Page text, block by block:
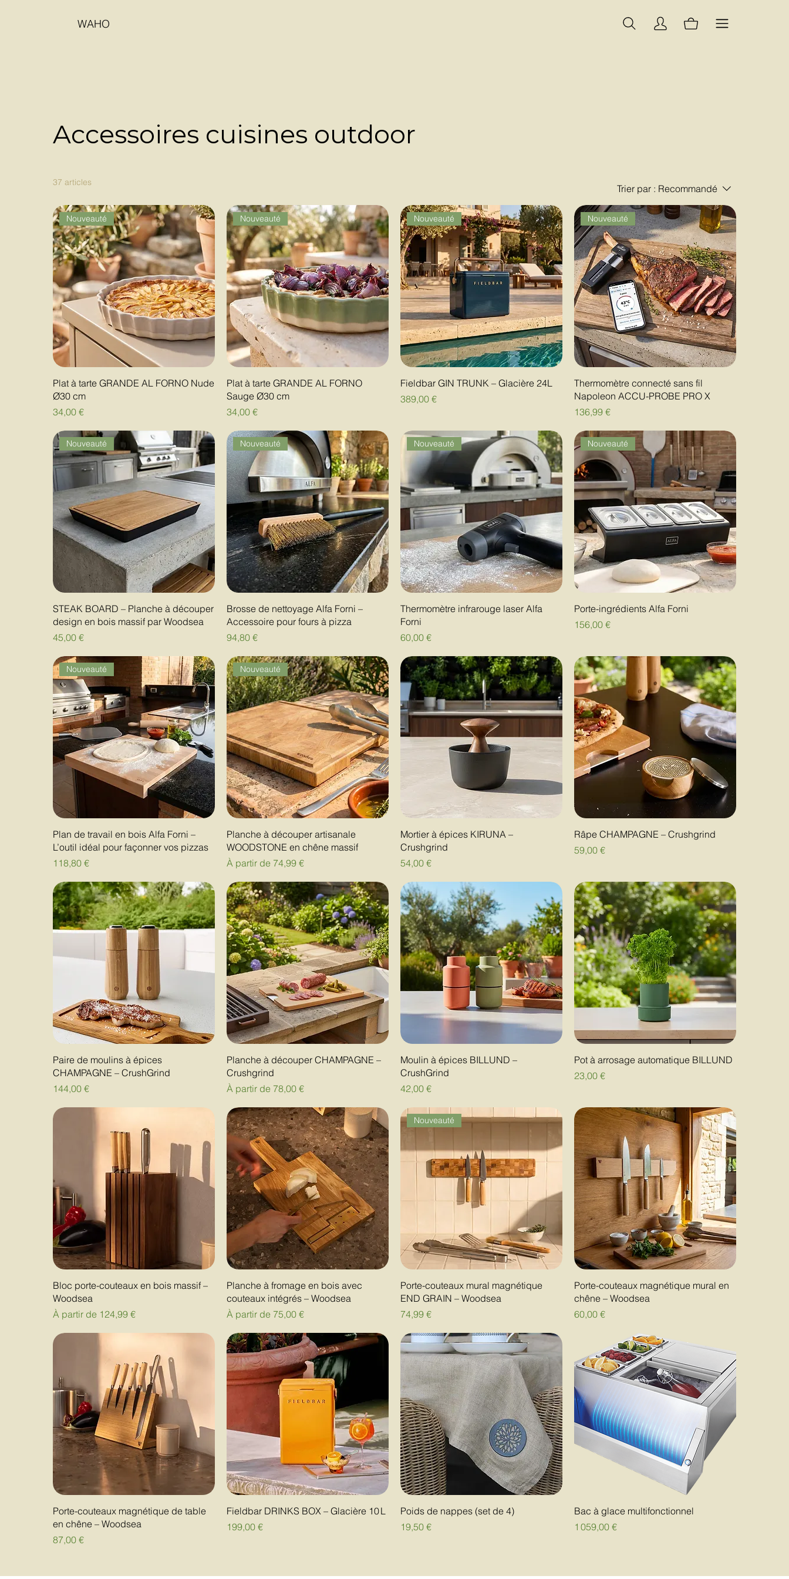
WAHO
Accessoires cuisines outdoor
37 articles
Trier par : Recommandé
Nouveauté
Plat à tarte GRANDE AL FORNO Nude
Ø30 cm
Prix
34,00 €
Nouveauté
Plat à tarte GRANDE AL FORNO
Sauge Ø30 cm
Prix
34,00 €
Nouveauté
Fieldbar GIN TRUNK – Glacière 24L
Prix
389,00 €
Nouveauté
Thermomètre connecté sans fil
Napoleon ACCU-PROBE PRO X
Prix
136,99 €
Nouveauté
STEAK BOARD – Planche à découper
design en bois massif par Woodsea
Prix
45,00 €
Nouveauté
Brosse de nettoyage Alfa Forni –
Accessoire pour fours à pizza
Prix
94,80 €
Nouveauté
Thermomètre infrarouge laser Alfa
Forni
Prix
60,00 €
Nouveauté
Porte-ingrédients Alfa Forni
Prix
156,00 €
Nouveauté
Plan de travail en bois Alfa Forni –
L’outil idéal pour façonner vos pizzas
Prix
118,80 €
Nouveauté
Planche à découper artisanale
WOODSTONE en chêne massif
À partir de 74,99 €
Prix promotionnel
Mortier à épices KIRUNA –
Crushgrind
Prix
54,00 €
Râpe CHAMPAGNE – Crushgrind
Prix
59,00 €
Paire de moulins à épices
CHAMPAGNE – CrushGrind
Prix
144,00 €
Planche à découper CHAMPAGNE –
Crushgrind
À partir de 78,00 €
Prix promotionnel
Moulin à épices BILLUND –
CrushGrind
Prix
42,00 €
Pot à arrosage automatique BILLUND
Prix
23,00 €
Bloc porte-couteaux en bois massif –
Woodsea
À partir de 124,99 €
Prix promotionnel
Planche à fromage en bois avec
couteaux intégrés – Woodsea
À partir de 75,00 €
Prix promotionnel
Nouveauté
Porte-couteaux mural magnétique
END GRAIN – Woodsea
Prix
74,99 €
Porte-couteaux magnétique mural en
chêne – Woodsea
Prix
60,00 €
Porte-couteaux magnétique de table
en chêne – Woodsea
Prix
87,00 €
Fieldbar DRINKS BOX – Glacière 10 L
Prix
199,00 €
Poids de nappes (set de 4)
Prix
19,50 €
Bac à glace multifonctionnel
Prix
1 059,00 €